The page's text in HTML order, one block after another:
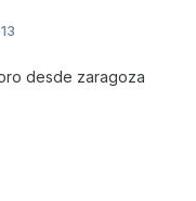
desde zaragoza